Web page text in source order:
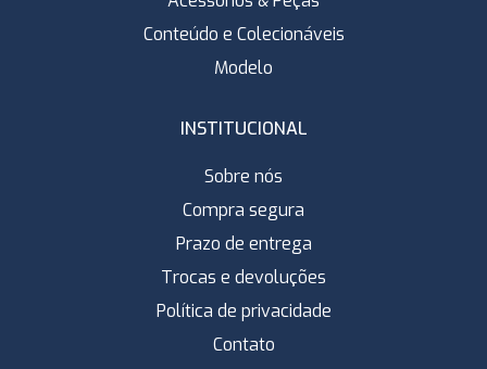
Conteúdo e Colecionáveis
Modelo
INSTITUCIONAL
Sobre nós
Compra segura
Prazo de entrega
Trocas e devoluções
Política de privacidade
Contato